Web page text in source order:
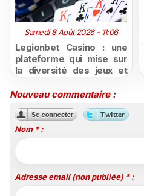
Samedi 8 Août 2026 - 11:06
Legionbet Casino : une
plateforme qui mise sur
la diversité des jeux et
attractives
Nouveau commentaire :
Nom * :
Adresse email (non publiée) * :